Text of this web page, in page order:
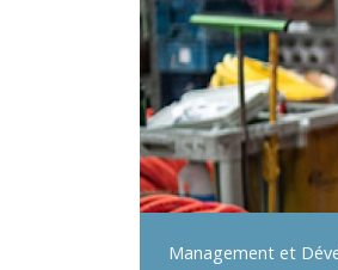
Management et